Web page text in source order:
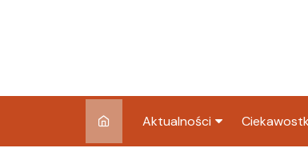
Aktualności